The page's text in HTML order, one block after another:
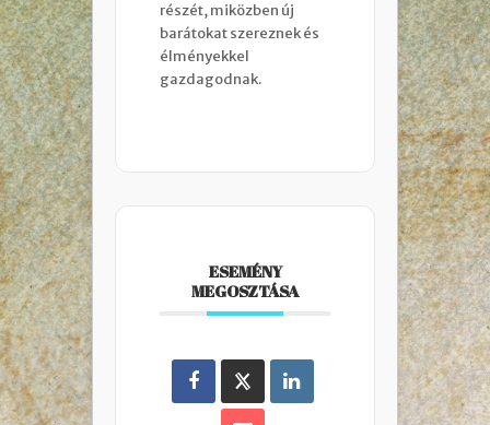
részét, miközben új
barátokat szereznek és
élményekkel
gazdagodnak.
ESEMÉNY
MEGOSZTÁSA